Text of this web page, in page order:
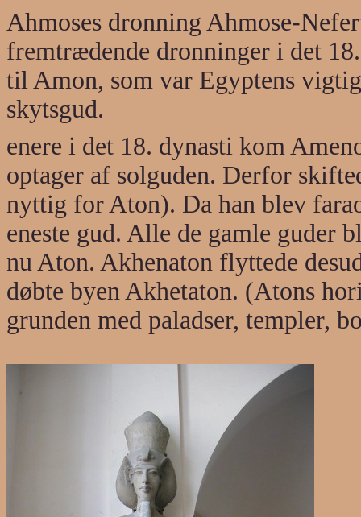
Ahmoses dronning Ahmose-
fremtrædende dronninger i det
til Amon, som var Egyptens
skytsgud.
enere i det 18. dynasti kom
optager af solguden. Derfor
nyttig for Aton). Da han blev
eneste gud. Alle de gamle guder
nu Aton. Akhenaton flyttede
døbte byen Akhetaton. (Atons
grunden med paladser, templer,